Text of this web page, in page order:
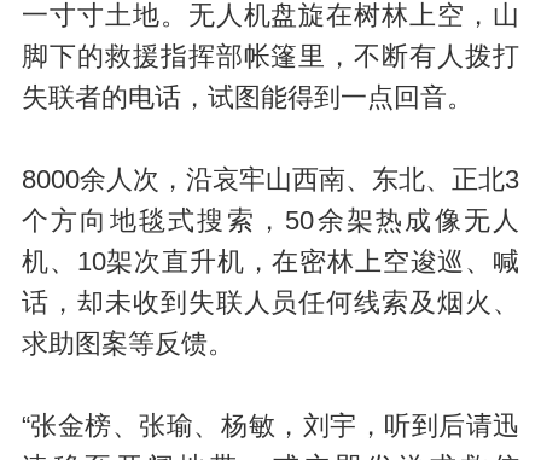
一寸寸土地。无人机盘旋在树林上空，山
脚下的救援指挥部帐篷里，不断有人拨打
失联者的电话，试图能得到一点回音。
8000余人次，沿哀牢山西南、东北、正北3
个方向地毯式搜索，50余架热成像无人
机、10架次直升机，在密林上空逡巡、喊
话，却未收到失联人员任何线索及烟火、
求助图案等反馈。
“张金榜、张瑜、杨敏，刘宇，听到后请迅